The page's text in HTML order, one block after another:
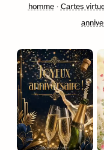
homme· Cartes